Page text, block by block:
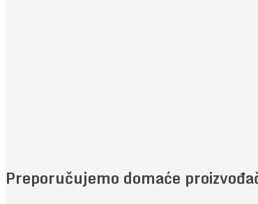
Preporučujemo domaće